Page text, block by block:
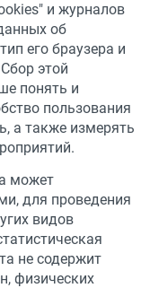
и журналов
об
его браузера и
этой
понять и
пользования
а также измерять
может
для проведения
видов
не содержит
физических